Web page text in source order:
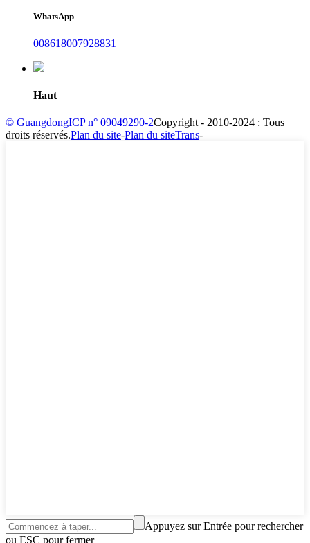
WhatsApp
008618007928831
Haut
© GuangdongICP n° 09049290-2Copyright - 2010-2024 : Tous
droits réservés.Plan du site-Plan du siteTrans-
Appuyez sur Entrée pour rechercher
ou ESC pour fermer